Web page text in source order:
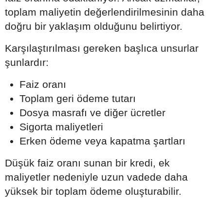
toplam maliyetin değerlendirilmesinin daha
doğru bir yaklaşım olduğunu belirtiyor.
Karşılaştırılması gereken başlıca unsurlar
şunlardır:
Faiz oranı
Toplam geri ödeme tutarı
Dosya masrafı ve diğer ücretler
Sigorta maliyetleri
Erken ödeme veya kapatma şartları
Düşük faiz oranı sunan bir kredi, ek
maliyetler nedeniyle uzun vadede daha
yüksek bir toplam ödeme oluşturabilir.